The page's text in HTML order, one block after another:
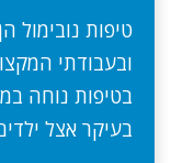
טיפות נובימול
ובעבודתי
בטיפות נוחה
בעיקר אצל